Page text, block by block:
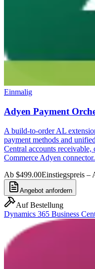
Einmalig
Adyen Payment
A build-to-order AL
payment methods and
Central accounts
Commerce Adyen connector.
Ab $499.00Einstiegspreis –
Angebot anfordern
Auf Bestellung
Dynamics 365 Business